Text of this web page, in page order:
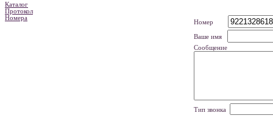
Каталог
Протокол
Номера
Номер
Ваше имя
Сообщение
Тип звонка